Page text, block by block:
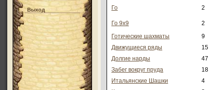
Выход
Го
2
Го 9х9
2
Готические шахматы
9
Движущиеся ряды
15
Долгие нарды
47
Забег вокруг пруда
18
Итальянские Шашки
4